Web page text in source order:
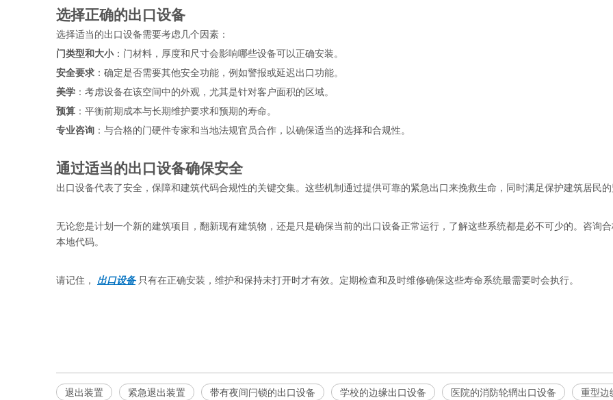
选择正确的出口设备
选择适当的出口设备需要考虑几个因素：
门类型和大小：门材料，厚度和尺寸会影响哪些设备可以正确安装。
安全要求 ：确定是否需要其他安全功能，例如警报或延迟出口功能。
美学 ：考虑设备在该空间中的外观，尤其是针对客户面积的区域。
预算 ：平衡前期成本与长期维护要求和预期的寿命。
专业咨询 ：与合格的门硬件专家和当地法规官员合作，以确保适当的选择和合规性。
通过适当的出口设备确保安全
出口设备代表了安全，保障和建筑代码合规性的关键交集。这些机制通过提供可靠的紧急出口来挽救生命，同时满足保护建筑居民
无论您是计划一个新的建筑项目，翻新现有建筑物，还是只是确保当前的出口设备正常运行，了解这些系统都是必不可少的。咨询
本地代码。
请记住， 出口设备 只有在正确安装，维护和保持未打开时才有效。定期检查和及时维修确保这些寿命系统最需要时会执行。
退出装置 紧急退出装置 带有夜间闩锁的出口设备 学校的边缘出口设备 医院的消防轮辋出口设备
重型边